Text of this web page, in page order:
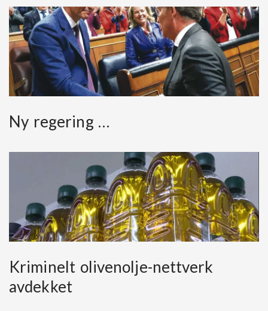
Ny regering …
Kriminelt olivenolje-nettverk
avdekket